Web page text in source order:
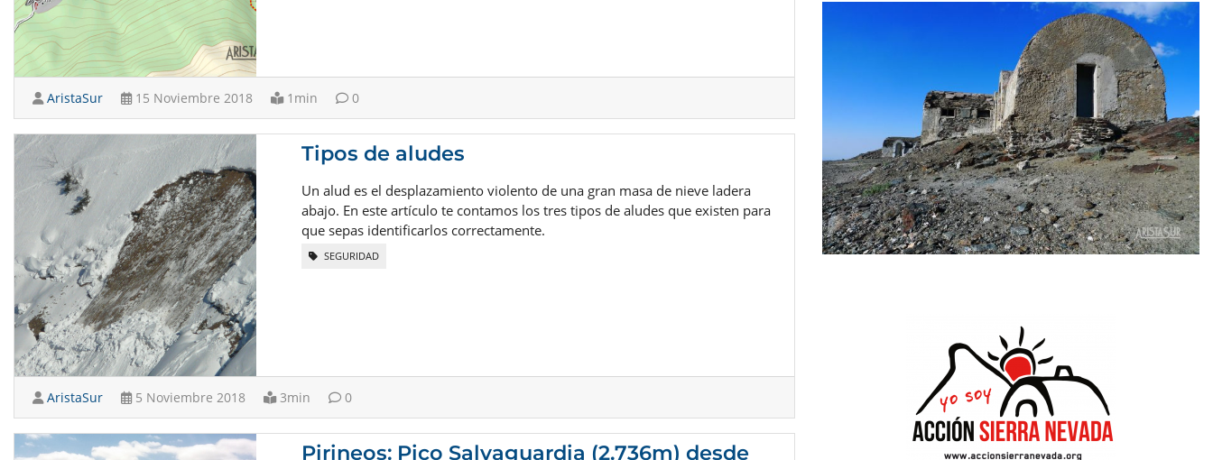
AristaSur 15 Noviembre 2018 1min 0
Tipos de aludes
Un alud es el desplazamiento violento de una gran masa de nieve ladera
abajo. En este artículo te contamos los tres tipos de aludes que existen para
que sepas identificarlos correctamente.
SEGURIDAD
AristaSur 5 Noviembre 2018 3min 0
Pirineos: Pico Salvaguardia (2.736m) desde